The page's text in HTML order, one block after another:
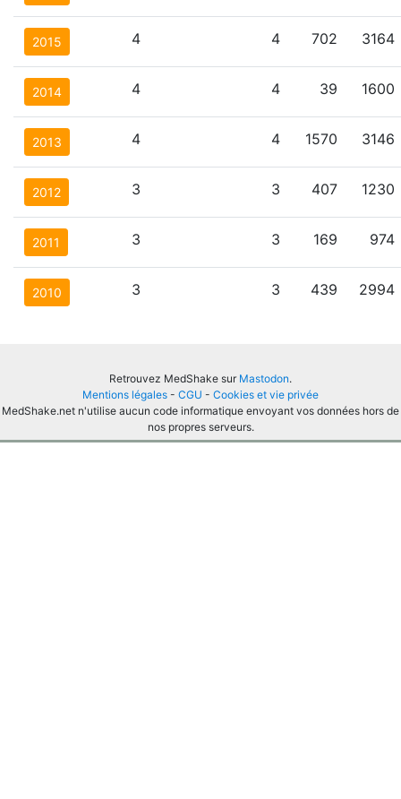
2015 4 4 702 3164
2014 4 4 39 1600
2013 4 4 1570 3146
2012 3 3 407 1230
2011 3 3 169 974
2010 3 3 439 2994
Retrouvez MedShake sur Mastodon.
Mentions légales - CGU - Cookies et vie privée
MedShake.net n'utilise aucun code informatique envoyant vos données hors de
nos propres serveurs.